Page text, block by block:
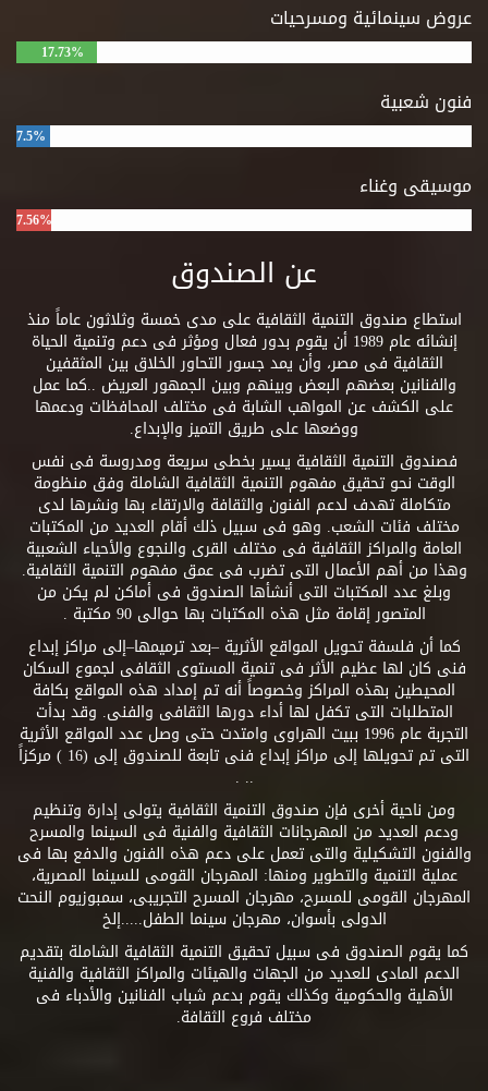
عروض سينمائية ومسرحيات
17.73%
فنون شعبية
7.5%
موسيقى وغناء
7.56%
عن الصندوق
استطاع صندوق التنمية الثقافية على مدى خمسة وثلاثون عاماً منذ
إنشائه عام 1989 أن يقوم بدور فعال ومؤثر فى دعم وتنمية الحياة
الثقافية فى مصر، وأن يمد جسور التحاور الخلاق بين المثقفين
والفنانين بعضهم البعض وبينهم وبين الجمهور العريض ..كما عمل
على الكشف عن المواهب الشابة فى مختلف المحافظات ودعمها
ووضعها على طريق التميز والإبداع.
فصندوق التنمية الثقافية يسير بخطى سريعة ومدروسة فى نفس
الوقت نحو تحقيق مفهوم التنمية الثقافية الشاملة وفق منظومة
متكاملة تهدف لدعم الفنون والثقافة والارتقاء بها ونشرها لدى
مختلف فئات الشعب. وهو فى سبيل ذلك أقام العديد من المكتبات
العامة والمراكز الثقافية فى مختلف القرى والنجوع والأحياء الشعبية
وهذا من أهم الأعمال التى تضرب فى عمق مفهوم التنمية الثقافية.
وبلغ عدد المكتبات التى أنشأها الصندوق فى أماكن لم يكن من
المتصور إقامة مثل هذه المكتبات بها حوالى 90 مكتبة .
كما أن فلسفة تحويل المواقع الأثرية –بعد ترميمها–إلى مراكز إبداع
فنى كان لها عظيم الأثر فى تنمية المستوى الثقافى لجموع السكان
المحيطين بهذه المراكز وخصوصاً أنه تم إمداد هذه المواقع بكافة
المتطلبات التى تكفل لها أداء دورها الثقافى والفنى. وقد بدأت
التجربة عام 1996 ببيت الهراوى وامتدت حتى وصل عدد المواقع الأثرية
التى تم تحويلها إلى مراكز إبداع فنى تابعة للصندوق إلى (16 ) مركزاً
.. .
ومن ناحية أخرى فإن صندوق التنمية الثقافية يتولى إدارة وتنظيم
ودعم العديد من المهرجانات الثقافية والفنية فى السينما والمسرح
والفنون التشكيلية والتى تعمل على دعم هذه الفنون والدفع بها فى
عملية التنمية والتطوير ومنها: المهرجان القومى للسينما المصرية،
المهرجان القومى للمسرح، مهرجان المسرح التجريبى، سمبوزيوم النحت
الدولى بأسوان، مهرجان سينما الطفل.....إلخ
كما يقوم الصندوق فى سبيل تحقيق التنمية الثقافية الشاملة بتقديم
الدعم المادى للعديد من الجهات والهيئات والمراكز الثقافية والفنية
الأهلية والحكومية وكذلك يقوم بدعم شباب الفنانين والأدباء فى
مختلف فروع الثقافة.